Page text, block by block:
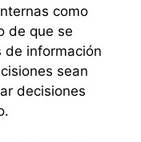
como
de que se
de información
sean
decisiones